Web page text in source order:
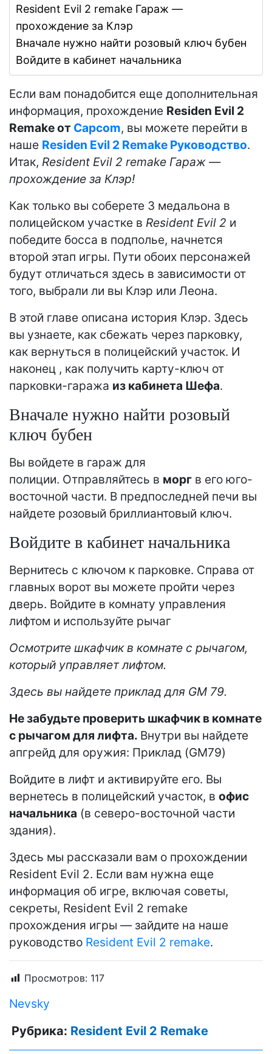
Resident Evil 2 remake Гараж —
прохождение за Клэр
Вначале нужно найти розовый ключ бубен
Войдите в кабинет начальника
Если вам понадобится еще дополнительная
информация, прохождение Residen Evil 2
Remake от Capcom, вы можете перейти в
наше Residen Evil 2 Remake Руководство.
Итак, Resident Evil 2 remake Гараж —
прохождение за Клэр!
Как только вы соберете 3 медальона в
полицейском участке в Resident Evil 2 и
победите босса в подполье, начнется
второй этап игры. Пути обоих персонажей
будут отличаться здесь в зависимости от
того, выбрали ли вы Клэр или Леона.
В этой главе описана история Клэр. Здесь
вы узнаете, как сбежать через парковку,
как вернуться в полицейский участок. И
наконец , как получить карту-ключ от
парковки-гаража из кабинета Шефа.
Вначале нужно найти розовый
ключ бубен
Вы войдете в гараж для
полиции. Отправляйтесь в морг в его юго-
восточной части. В предпоследней печи вы
найдете розовый бриллиантовый ключ.
Войдите в кабинет начальника
Вернитесь с ключом к парковке. Справа от
главных ворот вы можете пройти через
дверь. Войдите в комнату управления
лифтом и используйте рычаг
Осмотрите шкафчик в комнате с рычагом,
который управляет лифтом.
Здесь вы найдете приклад для GM 79.
Не забудьте проверить шкафчик в комнате
с рычагом для лифта. Внутри вы найдете
апгрейд для оружия: Приклад (GM79)
Войдите в лифт и активируйте его. Вы
вернетесь в полицейский участок, в офис
начальника (в северо-восточной части
здания).
Здесь мы рассказали вам о прохождении
Resident Evil 2. Если вам нужна еще
информация об игре, включая советы,
секреты, Resident Evil 2 remake
прохождения игры — зайдите на наше
руководство Resident Evil 2 remake.
Просмотров: 117
Nevsky
Рубрика: Resident Evil 2 Remake